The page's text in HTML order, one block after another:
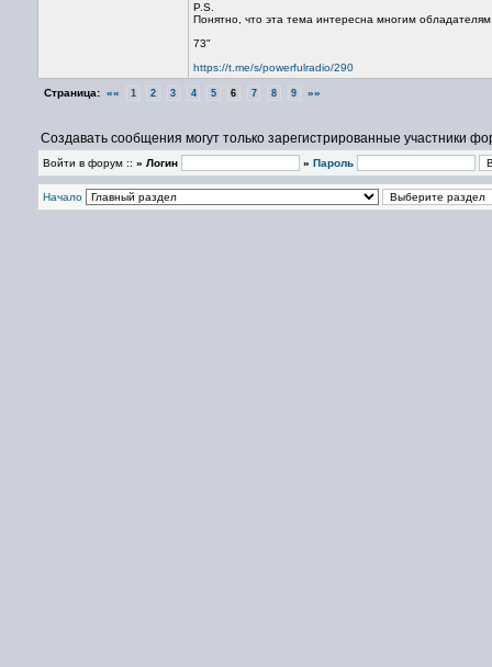
P.S.
Понятно, что эта тема интересна многим
73"
https://t.me/s/powerfulradio/290
Страница: «« 1 2 3 4 5 6 7 8 9 »»
Создавать сообщения могут только зарегистрированные участники
Войти в форум :: » Логин » Пароль
Начало